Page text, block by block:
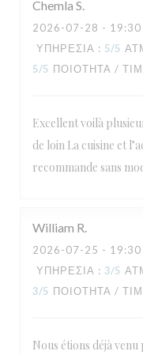
Chemla S
2026-07-28 -
ΥΠΗΡΕΣΊΑ : 5/5
5/5 ΠΟΙΌΤΗΤΑ /
Excellent voilà
de loin La cuisine et
recommande sans
William R
2026-07-25 -
ΥΠΗΡΕΣΊΑ : 3/5
3/5 ΠΟΙΌΤΗΤΑ /
Nous étions déjà